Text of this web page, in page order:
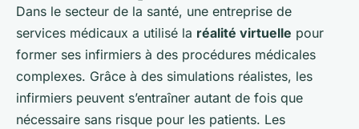
Dans le secteur de la santé, une entreprise de
services médicaux a utilisé la réalité virtuelle pour
former ses infirmiers à des procédures médicales
complexes. Grâce à des simulations réalistes, les
infirmiers peuvent s’entraîner autant de fois que
nécessaire sans risque pour les patients. Les